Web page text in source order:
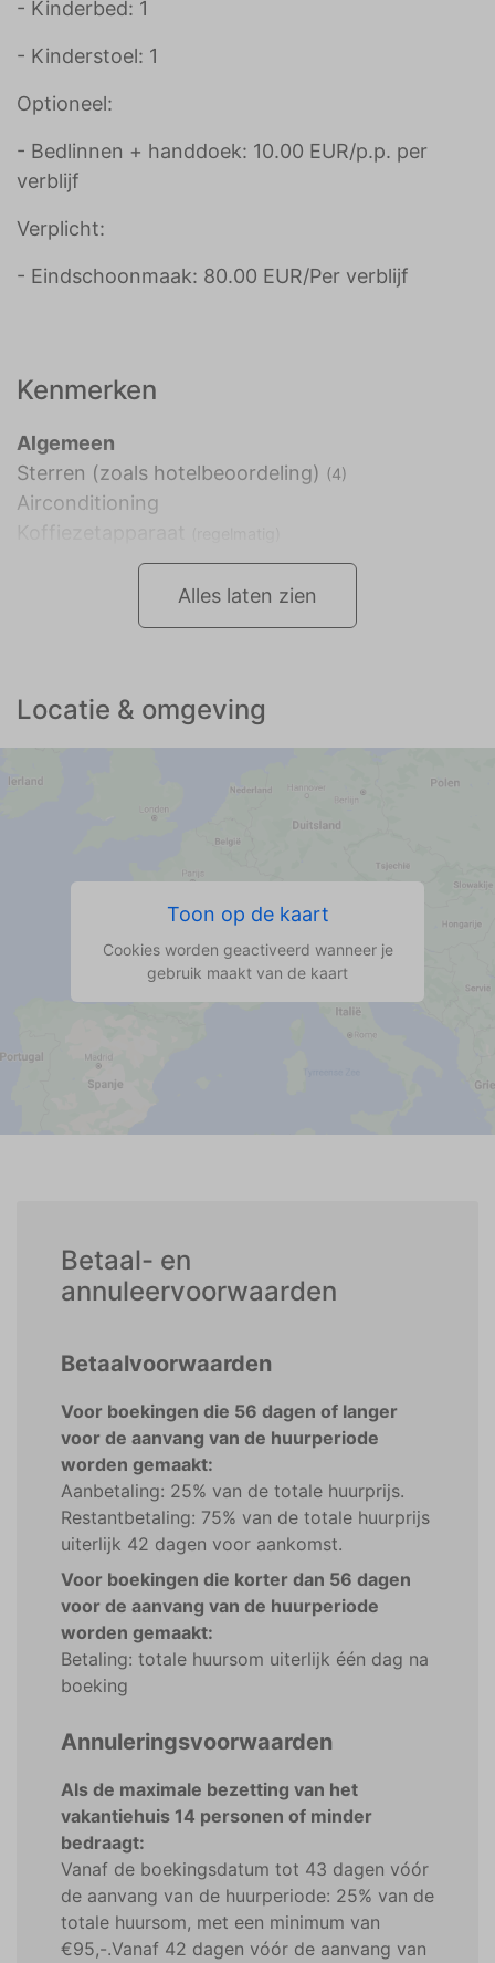
- Kinderbed: 1
- Kinderstoel: 1
Optioneel:
- Bedlinnen + handdoek: 10.00 EUR/p.p. per
verblijf
Verplicht:
- Eindschoonmaak: 80.00 EUR/Per verblijf
Kenmerken
Algemeen
Sterren (zoals hotelbeoordeling) (4)
Airconditioning
Alles laten zien
Locatie & omgeving
Toon op de kaart
Cookies worden geactiveerd wanneer je
gebruik maakt van de kaart
Betaal- en
annuleervoorwaarden
Betaalvoorwaarden
Voor boekingen die 56 dagen of langer
voor de aanvang van de huurperiode
worden gemaakt:
Aanbetaling: 25% van de totale huurprijs.
Restantbetaling: 75% van de totale huurprijs
uiterlijk 42 dagen voor aankomst.
Voor boekingen die korter dan 56 dagen
voor de aanvang van de huurperiode
worden gemaakt:
Betaling: totale huursom uiterlijk één dag na
boeking
Annuleringsvoorwaarden
Als de maximale bezetting van het
vakantiehuis 14 personen of minder
bedraagt:
Vanaf de boekingsdatum tot 43 dagen vóór
de aanvang van de huurperiode: 25% van de
totale huursom, met een minimum van
€95,-.Vanaf 42 dagen vóór de aanvang van